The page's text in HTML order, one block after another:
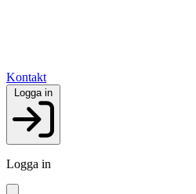
Kontakt
Logga in
Logga in